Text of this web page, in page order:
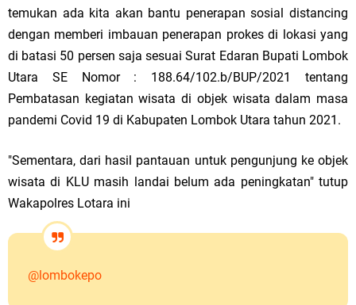
temukan ada kita akan bantu penerapan sosial distancing
dengan memberi imbauan penerapan prokes di lokasi yang
di batasi 50 persen saja sesuai Surat Edaran Bupati Lombok
Utara SE Nomor : 188.64/102.b/BUP/2021 tentang
Pembatasan kegiatan wisata di objek wisata dalam masa
pandemi Covid 19 di Kabupaten Lombok Utara tahun 2021.
"Sementara, dari hasil pantauan untuk pengunjung ke objek
wisata di KLU masih landai belum ada peningkatan" tutup
Wakapolres Lotara ini
@lombokepo